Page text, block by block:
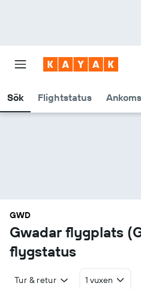
Sök Flightstatus
GWD
Gwadar flygplats
flygstatus
Tur & retur 1 vuxen